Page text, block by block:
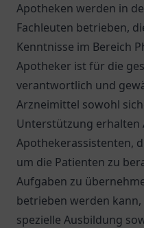
Apotheken werden in
Fachleuten betrieben,
Kenntnisse im Bereich
Apotheker ist für die
verantwortlich und
Arzneimittel sowohl
Unterstützung erhalten
Apothekerassistenten,
um die Patienten zu
Aufgaben zu
betrieben werden
spezielle Ausbildung